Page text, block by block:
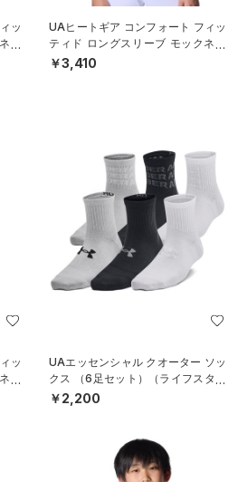
ッ
ッ
UAヒートギア コンフォート フィッ
ティド ロングスリーブ モックネッ
ク シャツ（ベースボール/BOYS）
￥3,410
ッ
ッ
UAエッセンシャル クオーター ソッ
クス （6足セット）（ライフスタイ
ル/KIDS）
￥2,200